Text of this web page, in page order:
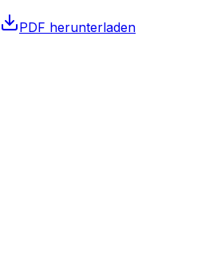
PDF herunterladen